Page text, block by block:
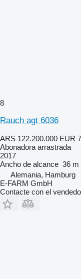
8
Rauch agt 6036
ARS 122.200.000 EUR
Abonadora arrastrada
2017
Ancho de alcance 36 m
Alemania, Hamburg
E-FARM GmbH
Contacte con el